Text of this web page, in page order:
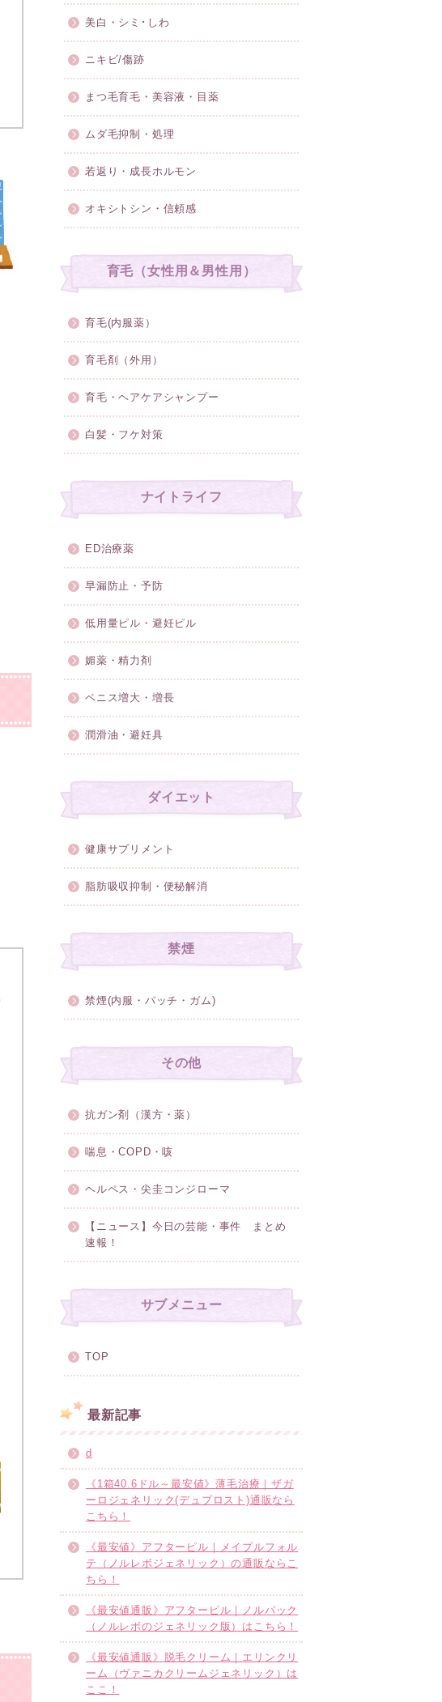
美白・シミ･しわ
ニキビ/傷跡
まつ毛育毛・美容液・目薬
ムダ毛抑制・処理
若返り・成長ホルモン
オキシトシン・信頼感
育毛（女性用＆男性用）
育毛(内服薬）
育毛剤（外用）
育毛・ヘアケアシャンプー
白髪・フケ対策
ナイトライフ
ED治療薬
早漏防止・予防
低用量ピル・避妊ピル
媚薬・精力剤
ペニス増大・増長
潤滑油・避妊具
ダイエット
健康サプリメント
脂肪吸収抑制・便秘解消
禁煙
禁煙(内服・パッチ・ガム)
その他
抗ガン剤（漢方・薬）
喘息・COPD・咳
ヘルペス・尖圭コンジローマ
【ニュース】今日の芸能・事件 まとめ
速報！
サブメニュー
TOP
最新記事
d
《1箱40.6ドル～最安値》薄毛治療｜ザガ
ーロジェネリック(デュプロスト)通販なら
こちら！
《最安値》アフターピル｜メイプルフォル
テ（ノルレボジェネリック）の通販ならこ
ちら！
《最安値通販》アフターピル｜ノルパック
（ノルレボのジェネリック版）はこちら！
《最安値通販》脱毛クリーム｜エリンクリ
ーム（ヴァニカクリームジェネリック）は
ここ！